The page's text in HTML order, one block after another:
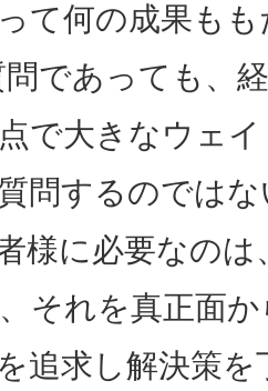
て何の成果も
であっても、
で大きなウェ
問するのでは
様に必要なのは
それを真正面
追求し解決策を